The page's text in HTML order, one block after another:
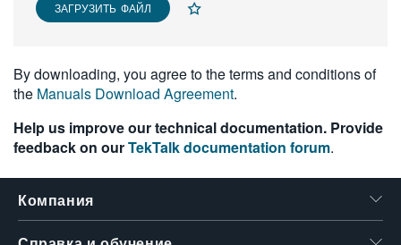
ЗАГРУЗИТЬ ФАЙЛ
By downloading, you agree to the terms and conditions of
the Manuals Download Agreement.
Help us improve our technical documentation. Provide
feedback on ourTekTalk documentation forum.
Компания